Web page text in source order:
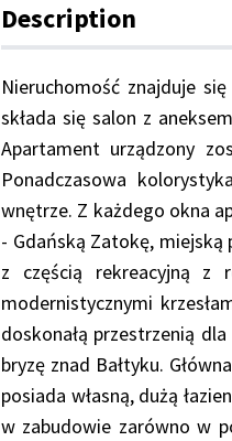
Description
Nieruchomość znajduje
składa się salon z
Apartament urządzony
Ponadczasowa
wnętrze. Z każdego okna
- Gdańską Zatokę, miejską
z częścią rekreacyjną z
modernistycznymi
doskonałą przestrzenią
bryzę znad Bałtyku.
posiada własną, dużą
w zabudowie zarówno w